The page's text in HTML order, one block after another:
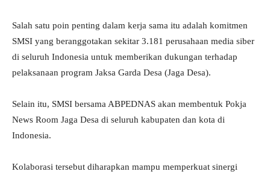
Salah satu poin penting dalam kerja sama itu adalah komitmen
SMSI yang beranggotakan sekitar 3.181 perusahaan media siber
di seluruh Indonesia untuk memberikan dukungan terhadap
pelaksanaan program Jaksa Garda Desa (Jaga Desa).
Selain itu, SMSI bersama ABPEDNAS akan membentuk Pokja
News Room Jaga Desa di seluruh kabupaten dan kota di
Indonesia.
Kolaborasi tersebut diharapkan mampu memperkuat sinergi